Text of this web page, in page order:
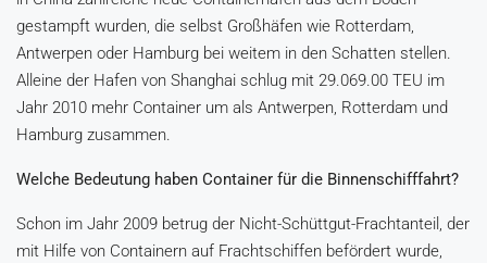
gestampft wurden, die selbst Großhäfen wie Rotterdam,
Antwerpen oder Hamburg bei weitem in den Schatten stellen.
Alleine der Hafen von Shanghai schlug mit 29.069.00 TEU im
Jahr 2010 mehr Container um als Antwerpen, Rotterdam und
Hamburg zusammen.
Welche Bedeutung haben Container für die Binnenschifffahrt?
Schon im Jahr 2009 betrug der Nicht-Schüttgut-Frachtanteil, der
mit Hilfe von Containern auf Frachtschiffen befördert wurde,